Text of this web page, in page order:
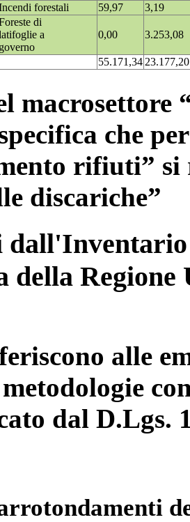
forestali 59,97
3,19
di
a
governo
0,00 3.253,08
55.171,3423.177,20
macrosettore
che
rifiuti”
discariche”
della
alle
dal D.Lgs.